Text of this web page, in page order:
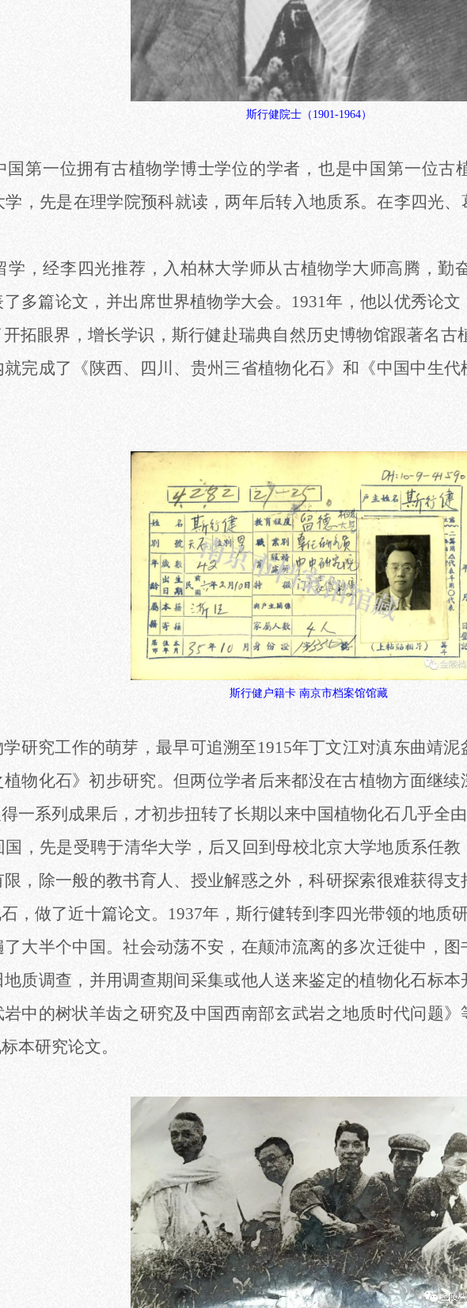
斯行健院士（ 1901-1964）
国第一位拥有古植物学博士学位的学者，也是中国第一位古
学，先是在理学院预科就读，两年后转入地质系。在李四光
学，经李四光推荐，入柏林大学师从古植物学大师高腾，
多篇论文，并出席世界植物学大会。1931年，他以优秀论
拓眼界，增长学识，斯行健赴瑞典自然历史博物馆跟著名古
完成了《陕西、四川、贵州三省植物化石》和《中国中生
斯行健户籍卡 南京市档案馆馆藏
研究工作的萌芽，最早可追溯至1915年丁文江对滇东曲靖
物化石》初步研究。但两位学者后来都没在古植物方面继
一系列成果后，才初步扭转了长期以来中国植物化石几乎全由
国，先是受聘于清华大学，后又回到母校北京大学地质系任
，除一般的教书育人、授业解惑之外，科研探索很难获得
，做了近十篇论文。1937年，斯行健转到李四光带领的地质
大半个中国。社会动荡不安，在颠沛流离的多次迁徙中，
质调查，并用调查期间采集或他人送来鉴定的植物化石标
中的树状羊齿之研究及中国西南部玄武岩之地质时代问题
本研究论文。